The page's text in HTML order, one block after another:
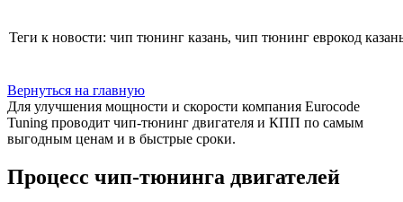
Теги к новости: чип тюнинг казань, чип тюнинг еврокод
Вернуться на главную
Для улучшения мощности и скорости компания Eurocode
Tuning проводит чип-тюнинг двигателя и КПП по самым
выгодным ценам и в быстрые сроки.
Процесс чип-тюнинга двигателей